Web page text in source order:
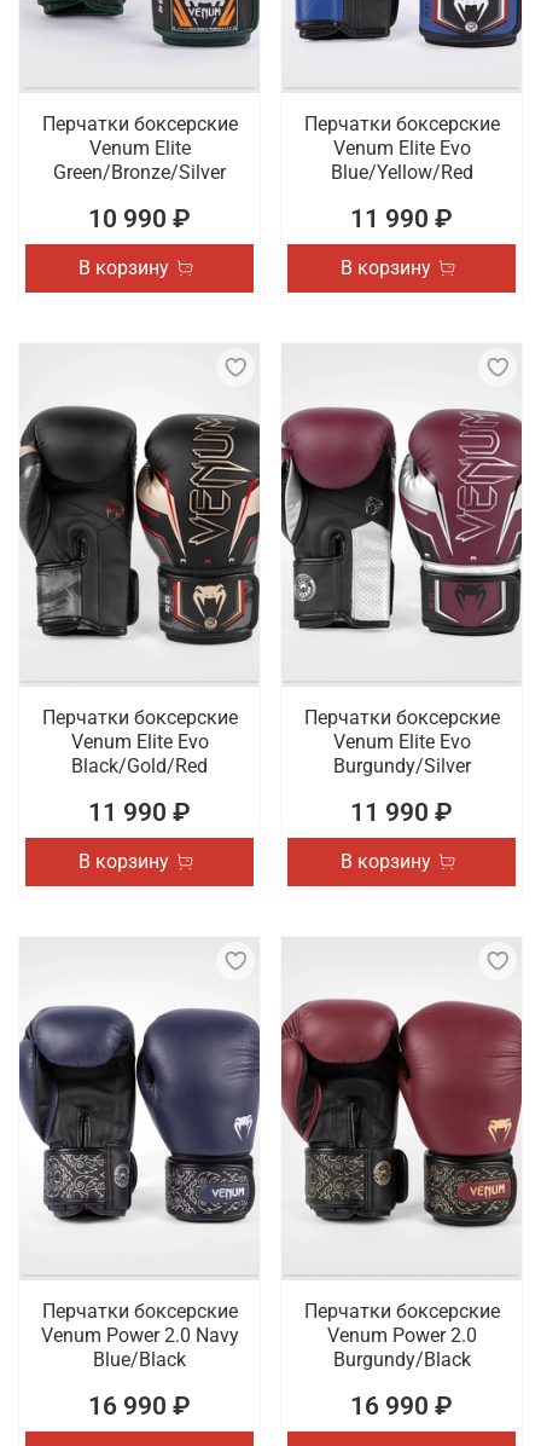
Перчатки боксерские
Venum Elite
Green/Bronze/Silver
10 990 ₽
В корзину
Перчатки боксерские
Venum Elite Evo
Blue/Yellow/Red
11 990 ₽
В корзину
Перчатки боксерские
Venum Elite Evo
Black/Gold/Red
11 990 ₽
В корзину
Перчатки боксерские
Venum Elite Evo
Burgundy/Silver
11 990 ₽
В корзину
Перчатки боксерские
Venum Power 2.0 Navy
Blue/Black
16 990 ₽
Перчатки боксерские
Venum Power 2.0
Burgundy/Black
16 990 ₽